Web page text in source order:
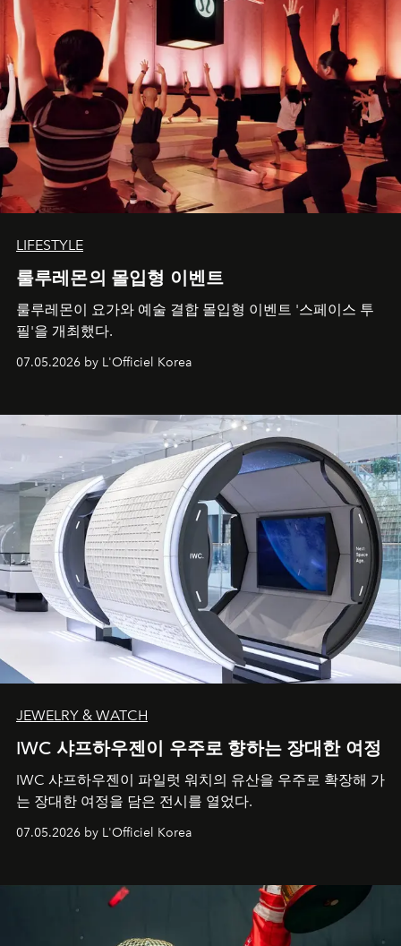
LIFESTYLE
룰루레몬의 몰입형 이벤트
룰루레몬이 요가와 예술 결합 몰입형 이벤트 '스페이스 투
필'을 개최했다.
07.05.2026 by L'Officiel Korea
JEWELRY & WATCH
IWC 샤프하우젠이 우주로 향하는 장대한 여정
IWC 샤프하우젠이 파일럿 워치의 유산을 우주로 확장해 가
는 장대한 여정을 담은 전시를 열었다.
07.05.2026 by L'Officiel Korea